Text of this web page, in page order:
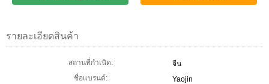
รายละเอียดสินค้า
สถานที่กำเนิด:
จีน
ชื่อแบรนด์:
Yaojin